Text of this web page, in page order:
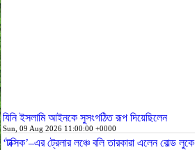
যিনি ইসলামি আইনকে সুসংগঠিত রূপ দিয়েছিলেন
Sun, 09 Aug 2026 11:00:00 +0000
‘টক্সিক’–এর ট্রেলার লঞ্চে বলি তারকারা এলেন বোল্ড লুকে